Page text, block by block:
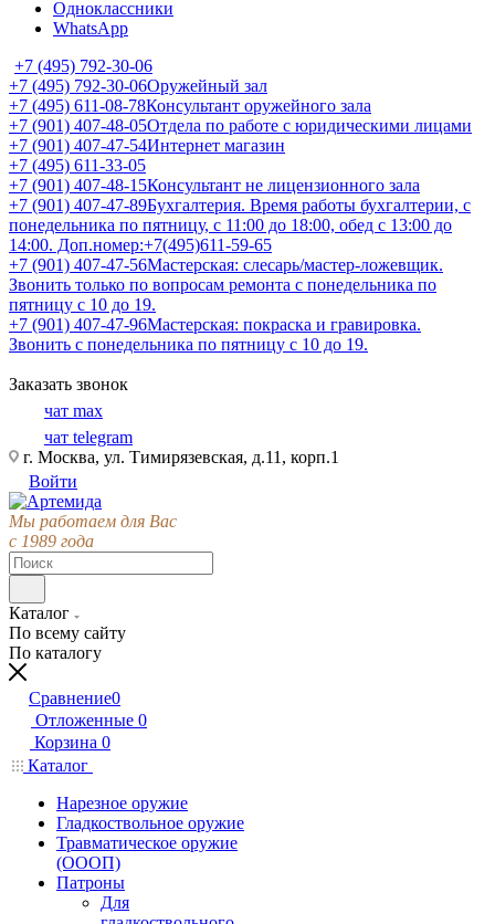
Одноклассники
WhatsApp
+7 (495) 792-30-06
+7 (495) 792-30-06Оружейный зал
+7 (495) 611-08-78Консультант оружейного зала
+7 (901) 407-48-05Отдела по работе с юридическими лицами
+7 (901) 407-47-54Интернет магазин
+7 (495) 611-33-05
+7 (901) 407-48-15Консультант не лицензионного зала
+7 (901) 407-47-89Бухгалтерия. Время работы бухгалтерии, с
понедельника по пятницу, с 11:00 до 18:00, обед с 13:00 до
14:00. Доп.номер:+7(495)611-59-65
+7 (901) 407-47-56Мастерская: слесарь/мастер-ложевщик.
Звонить только по вопросам ремонта с понедельника по
пятницу с 10 до 19.
+7 (901) 407-47-96Мастерская: покраска и гравировка.
Звонить с понедельника по пятницу с 10 до 19.
Заказать звонок
чат max
чат telegram
г. Москва, ул. Тимирязевская, д.11, корп.1
Войти
Мы работаем для Вас
с 1989 года
Каталог
По всему сайту
По каталогу
Сравнение0
Отложенные 0
Корзина 0
Каталог
Нарезное оружие
Гладкоствольное оружие
Травматическое оружие
(ОООП)
Патроны
Для